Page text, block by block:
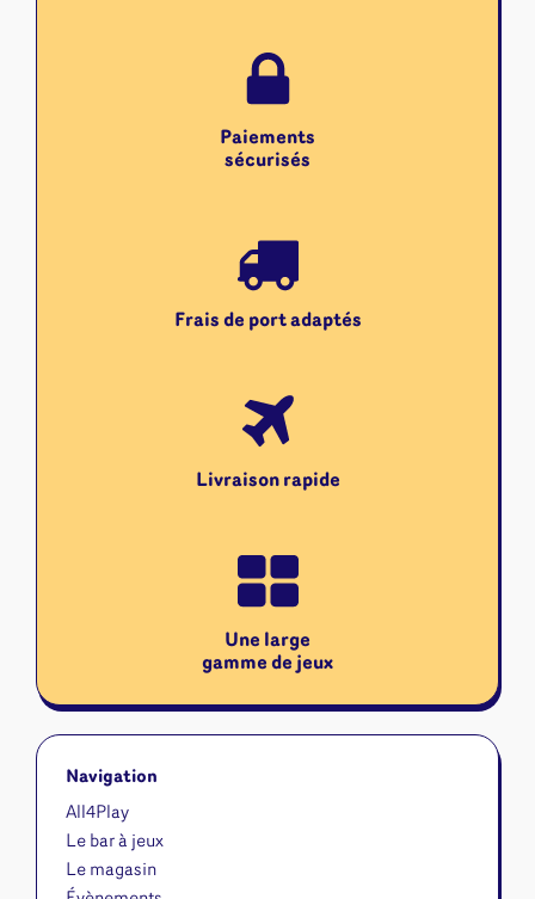
Paiements
sécurisés
Frais de port adaptés
Livraison rapide
Une large
gamme de jeux
Navigation
All4Play
Le bar à jeux
Le magasin